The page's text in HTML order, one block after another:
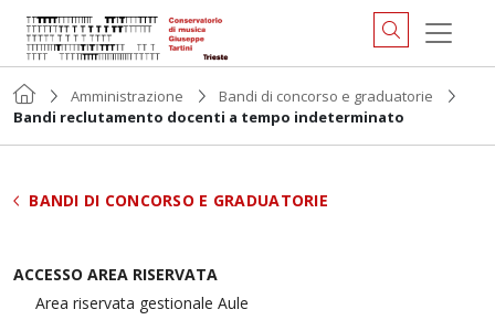
Amministrazione
Bandi di concorso e graduatorie
Bandi reclutamento docenti a tempo indeterminato
BANDI DI CONCORSO E GRADUATORIE
ACCESSO AREA RISERVATA
Area riservata gestionale Aule